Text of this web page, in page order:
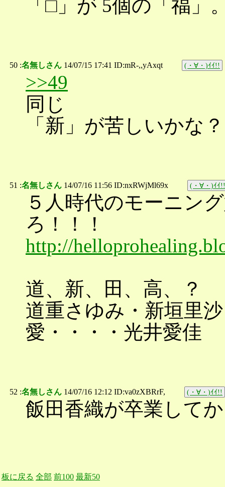
「□」が 5個の「福」
50 :名無しさん 14/07/15 17:41 ID:mR-,,yAxqt (・∀・)ｲｲ!!
>>49
同じ
「新」が苦しいかな
51 :名無しさん 14/07/16 11:56 ID:nxRWjMl69x (・∀・)ｲｲ!!
５人時代のモーニン
ろ！！！
http://
道、新、田、高、？
道重さゆみ・新垣里
愛・・・・光井愛佳
52 :名無しさん 14/07/16 12:12 ID:va0zXBRrF, (・∀・)ｲｲ!!
飯田香織が卒業して
板に戻る 全部 前100 最新50